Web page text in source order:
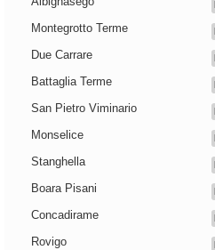
Montegrotto Terme
Due Carrare
Battaglia Terme
San Pietro Viminario
Monselice
Stanghella
Boara Pisani
Concadirame
Rovigo